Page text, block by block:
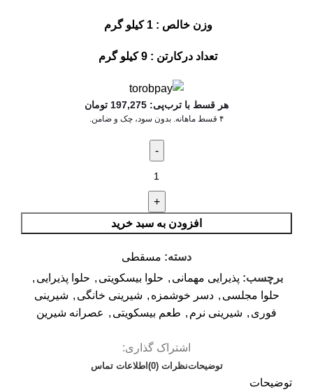
وزن خالص : 1 کیلو گرم
تعداد درکارتن : 9 کیلو گرم
هر قسط با ترب‌پی: 197,275 تومان
۴ قسط ماهانه. بدون سود، چک و ضامن.
افزودن به سبد خرید
دسته: مسقطی
برچسب: پذیرایی مهمانی , حلوا بیسکویتی , حلوا پذیرایی ,
حلوا مجلسی , دسر خوشمزه , شیرینی خانگی , شیرینی
فوری , شیرینی نرم , طعم بیسکویتی , عصرانه شیرین
اشتراک گذاری:
توضیحاتنظرات (0) اطلاعات تماس
توضیحات